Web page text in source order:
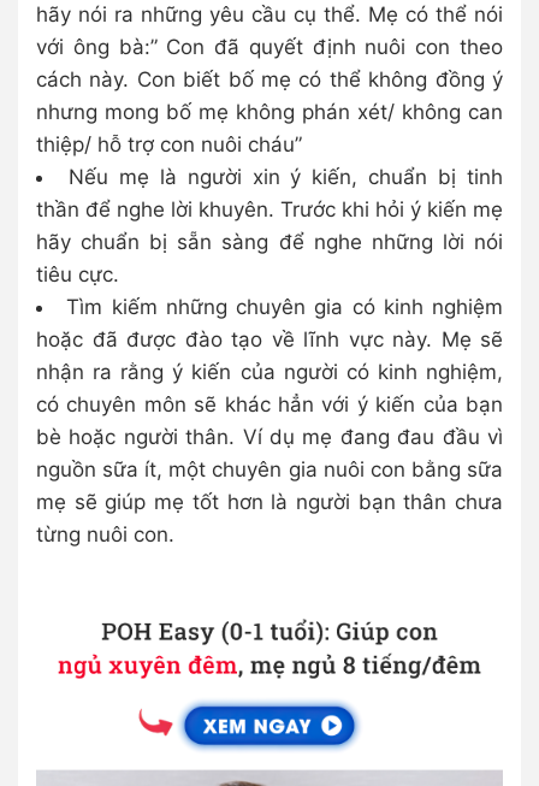
hãy nói ra những yêu cầu cụ thể. Mẹ có thể nói
với ông bà:” Con đã quyết định nuôi con theo
cách này. Con biết bố mẹ có thể không đồng ý
nhưng mong bố mẹ không phán xét/ không can
thiệp/ hỗ trợ con nuôi cháu”
Nếu mẹ là người xin ý kiến, chuẩn bị tinh
thần để nghe lời khuyên. Trước khi hỏi ý kiến mẹ
hãy chuẩn bị sẵn sàng để nghe những lời nói
tiêu cực.
Tìm kiếm những chuyên gia có kinh nghiệm
hoặc đã được đào tạo về lĩnh vực này. Mẹ sẽ
nhận ra rằng ý kiến của người có kinh nghiệm,
có chuyên môn sẽ khác hẳn với ý kiến của bạn
bè hoặc người thân. Ví dụ mẹ đang đau đầu vì
nguồn sữa ít, một chuyên gia nuôi con bằng sữa
mẹ sẽ giúp mẹ tốt hơn là người bạn thân chưa
từng nuôi con.